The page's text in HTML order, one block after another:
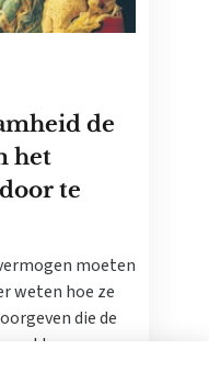
de
het
te
moeten
weten hoe ze
die de